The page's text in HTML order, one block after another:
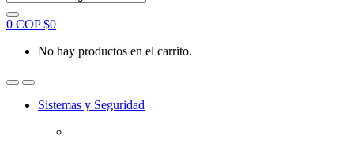
0 COP $0
No hay productos en el carrito.
Sistemas y Seguridad